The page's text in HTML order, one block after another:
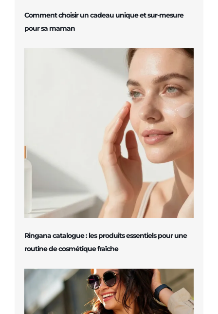
Comment choisir un cadeau unique et sur-mesure
pour sa maman
Ringana catalogue : les produits essentiels pour une
routine de cosmétique fraîche